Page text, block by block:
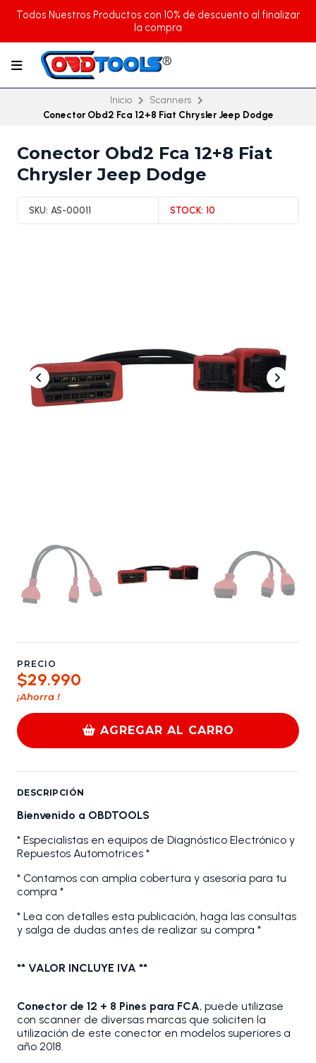
Todos Nuestros Productos con 10% de descuento al finalizar
la compra
Inicio
Scanners
Conector Obd2 Fca 12+8 Fiat Chrysler Jeep Dodge
Conector Obd2 Fca 12+8 Fiat
Chrysler Jeep Dodge
SKU: AS-00011 STOCK: 10
PRECIO
$29.990
¡Ahorra !
AGREGAR AL CARRO
DESCRIPCIÓN
Bienvenido a OBDTOOLS
* Especialistas en equipos de Diagnóstico Electrónico y
Repuestos Automotrices *
* Contamos con amplia cobertura y asesoría para tu
compra *
* Lea con detalles esta publicación, haga las consultas
y salga de dudas antes de realizar su compra *
** VALOR INCLUYE IVA **
Conector de 12 + 8 Pines para FCA, puede utilizase
con scanner de diversas marcas que soliciten la
utilización de este conector en modelos superiores a
año 2018.